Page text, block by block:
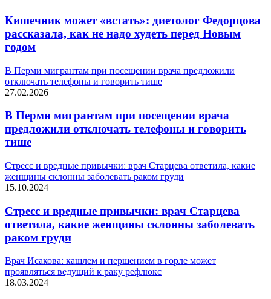
Кишечник может «встать»: диетолог Федорцова
рассказала, как не надо худеть перед Новым
годом
В Перми мигрантам при посещении врача предложили
отключать телефоны и говорить тише
27.02.2026
В Перми мигрантам при посещении врача
предложили отключать телефоны и говорить
тише
Стресс и вредные привычки: врач Старцева ответила, какие
женщины склонны заболевать раком груди
15.10.2024
Стресс и вредные привычки: врач Старцева
ответила, какие женщины склонны заболевать
раком груди
Врач Исакова: кашлем и першением в горле может
проявляться ведущий к раку рефлюкс
18.03.2024